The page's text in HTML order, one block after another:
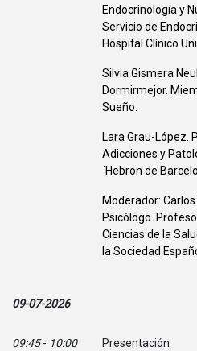
Endocrinología y
Servicio de
Hospital Clínico
Silvia Gismera
Dormirmejor.
Sueño.
Lara Grau-López.
Adicciones y
´Hebron de
Moderador:
Psicólogo.
Ciencias de la
la Sociedad
09-07-2026
09:45- 10:00 Presentación